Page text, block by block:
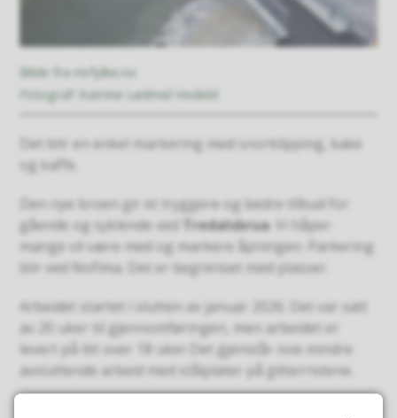
Bilde fra mrfylke.no
Katrine Lødmel Vedeld
Det blir en enkel markering med snorklipping, kake
og kaffe.
Den nye broen gir et tryggere og bedre tilbud for
gående og syklende ved
Tredalsbrua. Vi håper
mange vil være med og markere åpningen. Parkering
blir ved Nofima. Det er begrenset med plasser.
Arbeidet startet i slutten av januar 2026. Det var satt
av 20 uker til gjennomføringen, men arbeidet er
levert på litt over 18 uker.Det gjenstår noe mindre
avsluttende arbeid med stålplater på gitterristene.